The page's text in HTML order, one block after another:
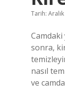
Tarih:
Camdaki
sonra,
nasıl
ve